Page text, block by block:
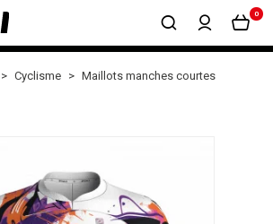
0
Cyclisme Maillots manches courtes